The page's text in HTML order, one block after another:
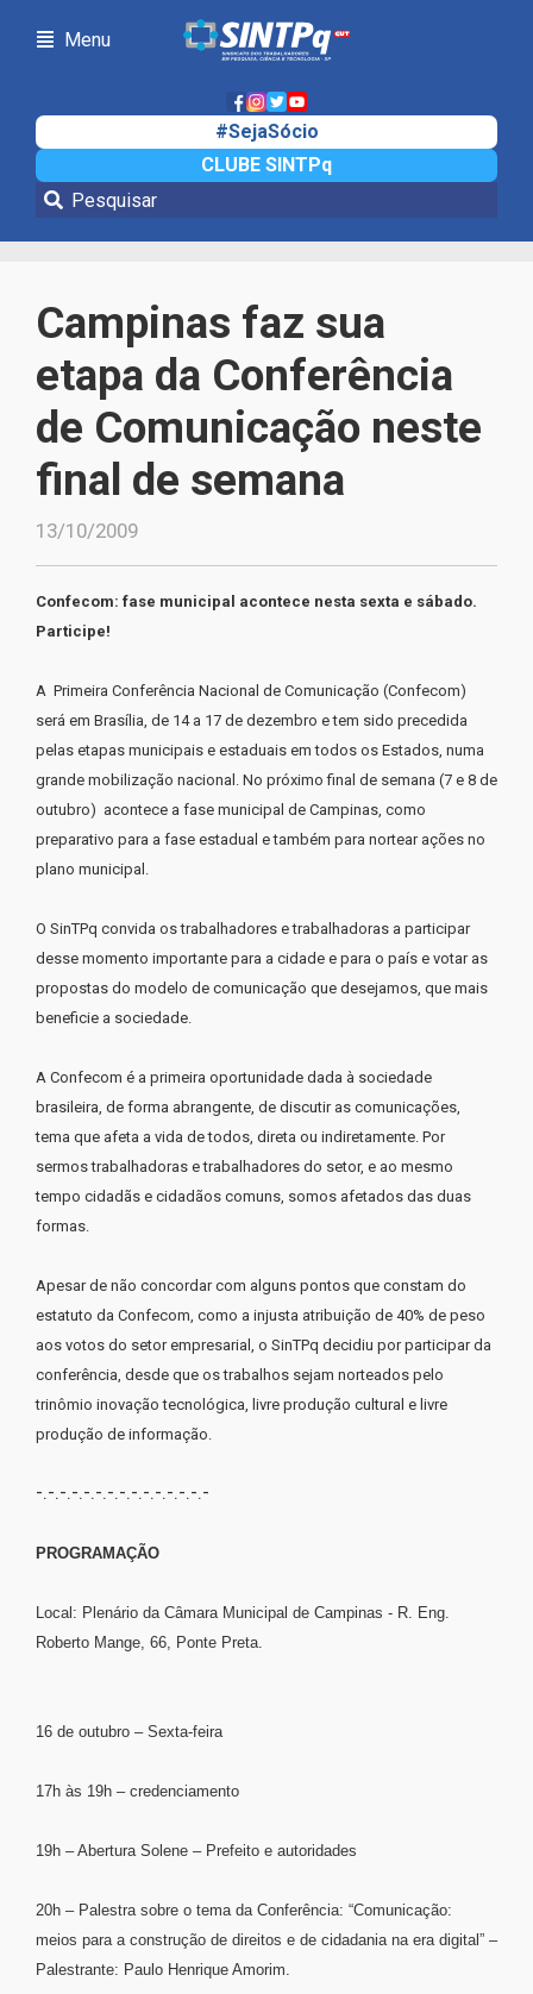
Menu
#SejaSócio
CLUBE SINTPq
Notícias
Campinas faz sua
etapa da Conferência
de Comunicação neste
final de semana
13/10/2009
Confecom: fase municipal acontece nesta sexta e sábado.
Participe!
A Primeira Conferência Nacional de Comunicação (Confecom)
será em Brasília, de 14 a 17 de dezembro e tem sido precedida
pelas etapas municipais e estaduais em todos os Estados, numa
grande mobilização nacional. No próximo final de semana (7 e 8 de
outubro) acontece a fase municipal de Campinas, como
preparativo para a fase estadual e também para nortear ações no
plano municipal.
O SinTPq convida os trabalhadores e trabalhadoras a participar
desse momento importante para a cidade e para o país e votar as
propostas do modelo de comunicação que desejamos, que mais
beneficie a sociedade.
A Confecom é a primeira oportunidade dada à sociedade
brasileira, de forma abrangente, de discutir as comunicações,
tema que afeta a vida de todos, direta ou indiretamente. Por
sermos trabalhadoras e trabalhadores do setor, e ao mesmo
tempo cidadãs e cidadãos comuns, somos afetados das duas
formas.
Apesar de não concordar com alguns pontos que constam do
estatuto da Confecom, como a injusta atribuição de 40% de peso
aos votos do setor empresarial, o SinTPq decidiu por participar da
conferência, desde que os trabalhos sejam norteados pelo
trinômio inovação tecnológica, livre produção cultural e livre
produção de informação.
-.-.-.-.-.-.-.-.-.-.-.-.-.-.-
PROGRAMAÇÃO
Local: Plenário da Câmara Municipal de Campinas - R. Eng.
Roberto Mange, 66, Ponte Preta.
16 de outubro – Sexta-feira
17h às 19h – credenciamento
19h – Abertura Solene – Prefeito e autoridades
20h – Palestra sobre o tema da Conferência: “Comunicação:
meios para a construção de direitos e de cidadania na era digital” –
Palestrante: Paulo Henrique Amorim.